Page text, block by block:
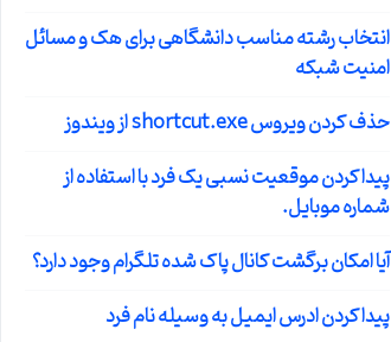
انتخاب رشته مناسب دانشگاهی برای هک و مسائل
امنیت شبکه
حذف کردن ویروس shortcut.exe از ویندوز
پیدا کردن موقعیت نسبی یک فرد با استفاده از
شماره موبایل.
آیا امکان برگشت کانال پاک شده تلگرام وجود دارد؟
پیدا کردن ادرس ایمیل به وسیله نام فرد